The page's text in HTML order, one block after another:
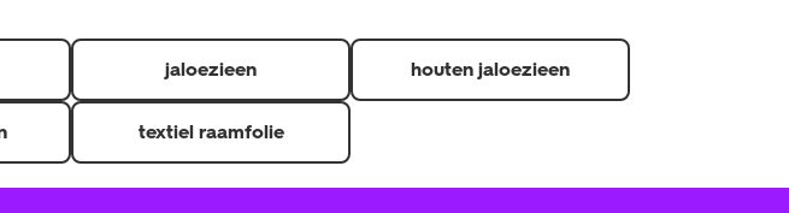
jaloezieen houten jaloezieen
textiel raamfolie